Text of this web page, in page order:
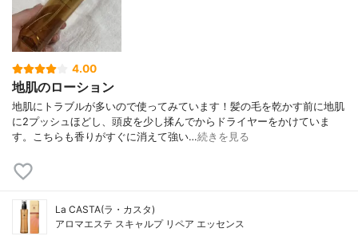
4.00
地肌のローション
地肌にトラブルが多いので使ってみています！髪の毛を乾かす前に地肌
に2プッシュほどし、頭皮を少し揉んでからドライヤーをかけていま
す。こちらも香りがすぐに消えて強い…続きを見る
La CASTA(ラ・カスタ)
アロマエステ スキャルプ リペア エッセンス